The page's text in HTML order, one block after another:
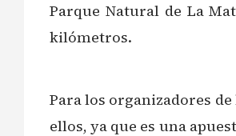
Parque Natural de La
kilómetros.
Para los organizadores
ellos, ya que es una